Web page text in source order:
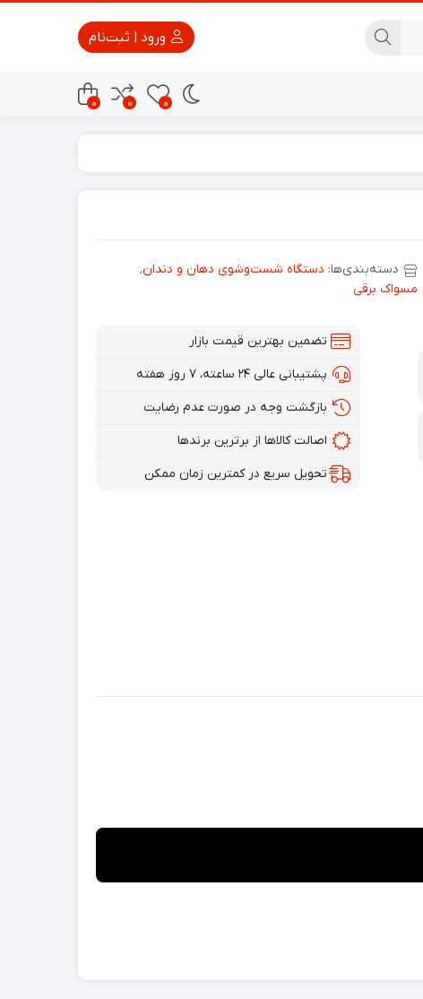
0
0
0
دسته‌بندی‌ها: دستگاه شست‌وشوی دهان و دندان,
مسواک برقی
تضمین بهترین قیمت بازار
پشتیبانی عالی ۲۴ ساعته، ۷ روز هفته
بازگشت وجه در صورت عدم رضایت
اصالت کالاها از برترین برندها
تحویل سریع در کمترین زمان ممکن